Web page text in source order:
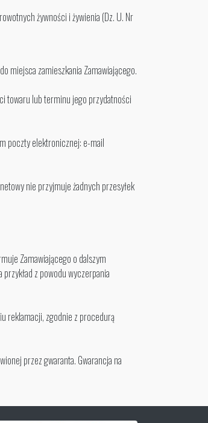
żywności i żywienia (Dz. U. Nr
miejsca zamieszkania Zamawiającego.
towaru lub terminu jego przydatności
poczty elektronicznej: e-mail
nie przyjmuje żadnych przesyłek
Zamawiającego o dalszym
z powodu wyczerpania
reklamacji, zgodnie z procedurą
przez gwaranta. Gwarancja na